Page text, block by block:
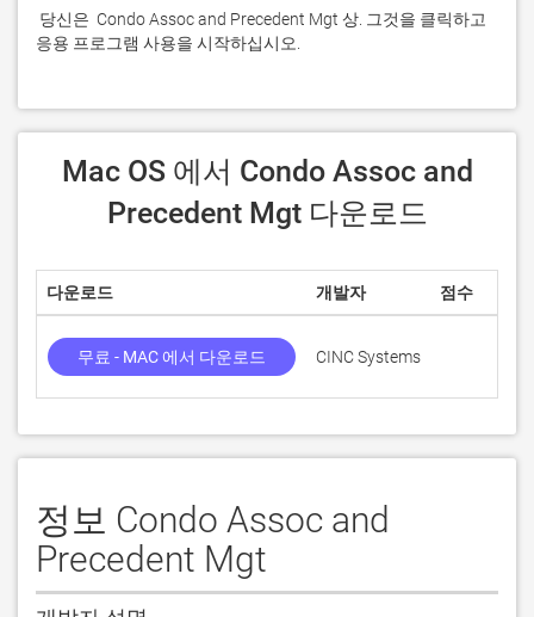
응용 프로그램 사용을 시작하십시오.
Precedent Mgt 다운로드
다운로드 개발자 점수
무료 - MAC 에서 다운로드 CINC Systems
정보 Condo Assoc and
Precedent Mgt